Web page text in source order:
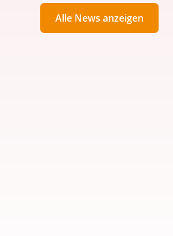
Alle News anzeigen